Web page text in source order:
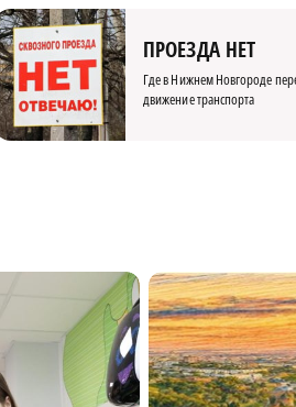
ПРОЕЗДА НЕТ
Где в Нижнем Новгороде
движение транспорта